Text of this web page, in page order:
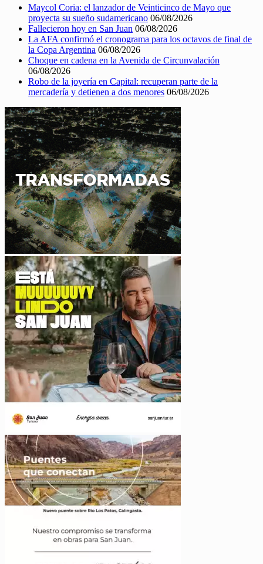
Maycol Coria: el lanzador de Veinticinco de Mayo que
proyecta su sueño sudamericano 06/08/2026
Fallecieron hoy en San Juan 06/08/2026
La AFA confirmó el cronograma para los octavos de final de
la Copa Argentina 06/08/2026
Choque en cadena en la Avenida de Circunvalación
06/08/2026
Robo de la joyería en Capital: recuperan parte de la
mercadería y detienen a dos menores 06/08/2026